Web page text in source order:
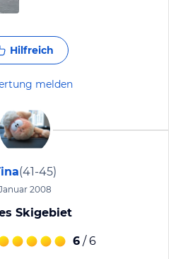
Hilfreich
melden
(41-45)
2008
Skigebiet
6 / 6